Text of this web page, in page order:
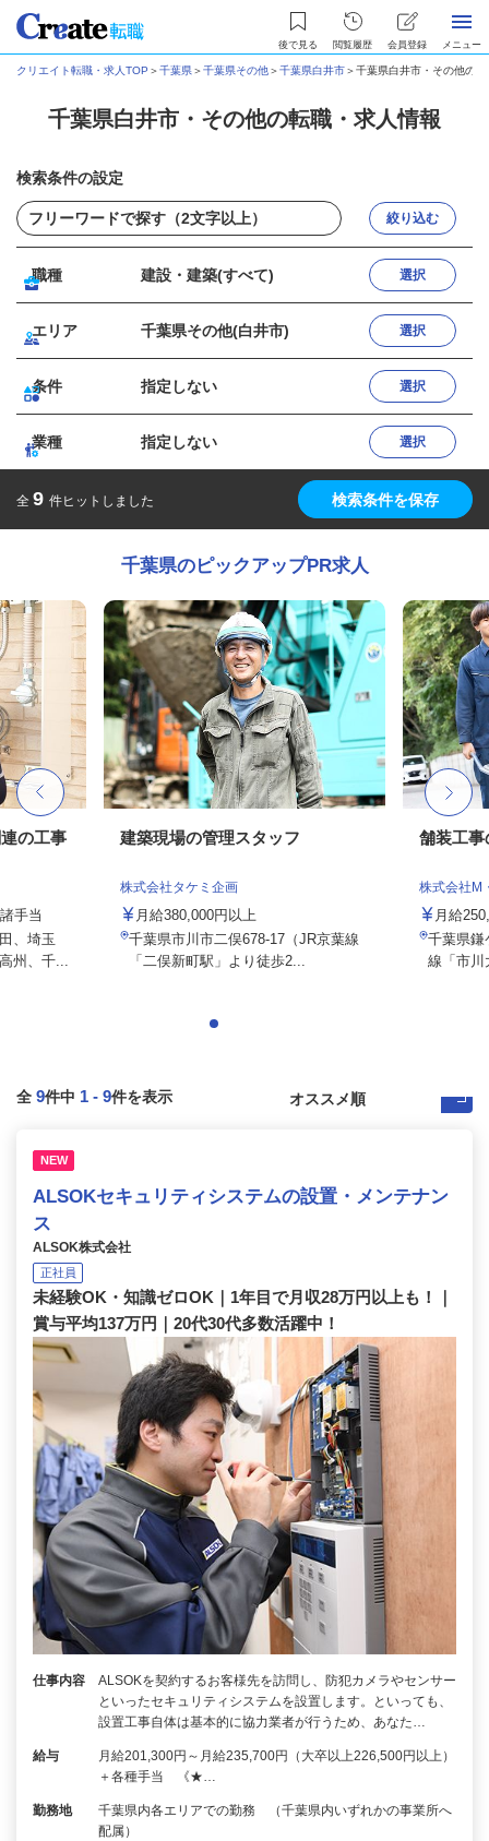
後で見る 閲覧履歴 会員登録 メニュー
クリエイト転職・求人TOP ＞千葉県＞千葉県その他＞千葉県白井市＞千葉県白井市・その他の
千葉県白井市・その他の転職・求人情報
検索条件の設定
絞り込む
職種 建設・建築(すべて) 選択
エリア 千葉県その他(白井市) 選択
条件 指定しない 選択
業種 指定しない 選択
全 9 件ヒットしました 検索条件を保存
千葉県のピックアップPR求人
の工事
手当
、埼玉
州、千...
建築現場の管理スタッフ
株式会社タケミ企画
月給380,000円以上
千葉県市川市二俣678-17（JR京葉線
「二俣新町駅」より徒歩2...
舗装工事
株式会社M
月給
千葉県鎌
線「市川
全 9件中 1 - 9件を表示
NEW
ALSOKセキュリティシステムの設置・メンテナン
ス
ALSOK株式会社
正社員
未経験OK・知識ゼロOK｜1年目で月収28万円以上も！｜
賞与平均137万円｜20代30代多数活躍中！
仕事内容
ALSOKを契約するお客様先を訪問し、防犯カメラやセンサー
といったセキュリティシステムを設置します。といっても、
設置工事自体は基本的に協力業者が行うため、あなた…
給与
月給201,300円～月給235,700円（大卒以上226,500円以上）
＋各種手当 《★…
勤務地
千葉県内各エリアでの勤務 （千葉県内いずれかの事業所へ
配属）